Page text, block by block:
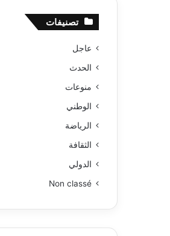
تصنيفات
عاجل
الحدث
منوعات
الوطني
الرياضة
الثقافة
الدولي
Non classé